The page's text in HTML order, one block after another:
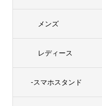
メンズ
レディース
-スマホスタンド